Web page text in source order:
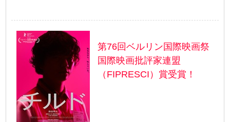
第76回ベルリン国際映画祭
国際映画批評家連盟
（FIPRESCI）賞受賞！